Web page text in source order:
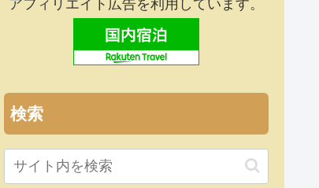
アフィリエイト広告を利用しています。
検索